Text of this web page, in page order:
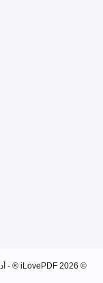
© 2026 iLovePDF ® - أدوات تعديل PDF